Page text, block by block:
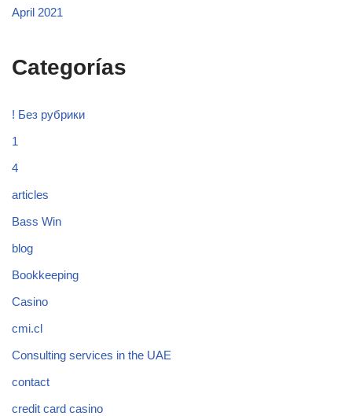
April 2021
Categorías
! Без рубрики
1
4
articles
Bass Win
blog
Bookkeeping
Casino
cmi.cl
Consulting services in the UAE
contact
credit card casino